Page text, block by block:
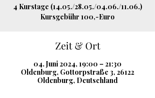
4 Kurstage (14.05./28.05./04.06./11.06.)
Kursgebühr 100,-Euro
Zeit & Ort
04. Juni 2024, 19:00 – 21:30
Oldenburg, Gottorpstraße 3, 26122
Oldenburg, Deutschland